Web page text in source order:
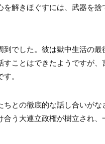
解きほぐすには、武器を
でした。彼は獄中生活の
ことはできたようですが
。
との徹底的な話し合いが
う大連立政権が樹立され